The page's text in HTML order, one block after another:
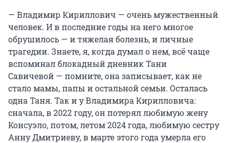
— Владимир Кириллович — очень мужественный
человек. И в последние годы на него многое
обрушилось — и тяжелая болезнь, и личные
трагедии. Знаете, я, когда думал о нем, всё чаще
вспоминал блокадный дневник Тани
Савичевой — помните, она записывает, как не
стало мамы, папы и остальной семьи. Осталась
одна Таня. Так и у Владимира Кирилловича:
сначала, в 2022 году, он потерял любимую жену
Консуэло, потом, летом 2024 года, любимую сестру
Анну Дмитриеву, в марте этого года умерла его